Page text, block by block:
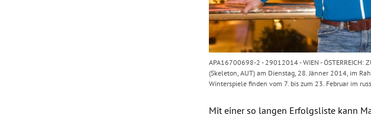
APA16700698-2 - 29012014 - WIEN - ÖSTERREICH:
(Skeleton, AUT) am Dienstag, 28. Jänner 2014, im
Winterspiele finden vom 7. bis zum 23. Februar im
Mit einer so langen Erfolgsliste kann